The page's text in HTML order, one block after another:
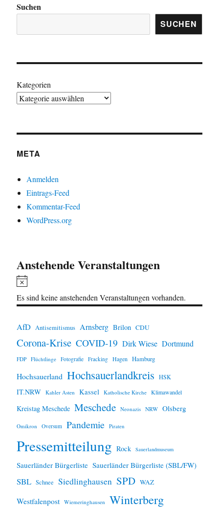
Suchen
SUCHEN
Kategorien
META
Anmelden
Eintrags-Feed
Kommentar-Feed
WordPress.org
Anstehende Veranstaltungen
i
n
w
i
Es sind keine anstehenden Veranstaltungen vorhanden.
AfD Antisemitismus Arnsberg Brilon CDU
Corona-Krise COVID-19 Dirk Wiese Dortmund
FDP Flüchtlinge Fotografie Fracking Hagen Hamburg
Hochsauerland Hochsauerlandkreis HSK
IT.NRW Kahler Asten Kassel Katholische Kirche Klimawandel
Kreistag Meschede Meschede Neonazis NRW Olsberg
Omikron Oversum Pandemie Piraten
Pressemitteilung Rock Sauerlandmuseum
Sauerländer Bürgerliste Sauerländer Bürgerliste (SBL/FW)
SBL Schnee Siedlinghausen SPD WAZ
Westfalenpost Wiemeringhausen Winterberg